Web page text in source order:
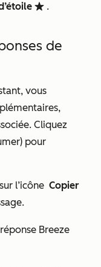
favorite .
de
vous
Cliquez
) pour
l’icône Copier
Breeze